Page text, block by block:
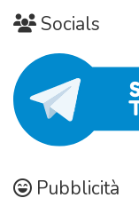
Socials
Pubblicità